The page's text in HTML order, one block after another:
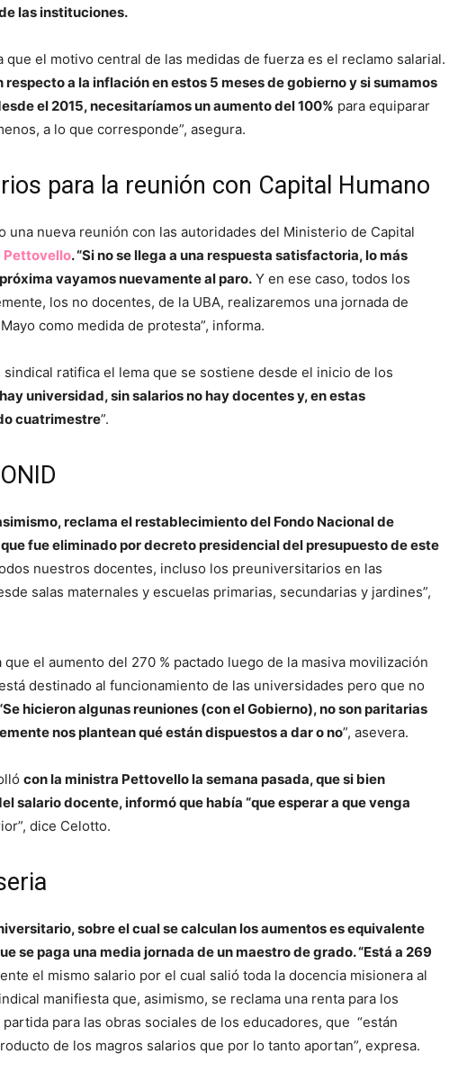
las instituciones.
que el motivo central de las medidas de fuerza es el reclamo salarial.
respecto a la inflación en estos 5 meses de gobierno y si sumamos
el 2015, necesitaríamos un aumento del 100% para equiparar
a lo que corresponde”, asegura.
para la reunión con Capital Humano
una nueva reunión con las autoridades del Ministerio de Capital
Pettovello. “Si no se llega a una respuesta satisfactoria, lo más
vayamos nuevamente al paro. Y en ese caso, todos los
los no docentes, de la UBA, realizaremos una jornada de
como medida de protesta”, informa.
ratifica el lema que se sostiene desde el inicio de los
universidad, sin salarios no hay docentes y, en estas
cuatrimestre”.
reclama el restablecimiento del Fondo Nacional de
fue eliminado por decreto presidencial del presupuesto de este
nuestros docentes, incluso los preuniversitarios en las
salas maternales y escuelas primarias, secundarias y jardines”,
el aumento del 270 % pactado luego de la masiva movilización
destinado al funcionamiento de las universidades pero que no
hicieron algunas reuniones (con el Gobierno), no son paritarias
nos plantean qué están dispuestos a dar o no”, asevera.
con la ministra Pettovello la semana pasada, que si bien
salario docente, informó que había “que esperar a que venga
dice Celotto.
sobre el cual se calculan los aumentos es equivalente
se paga una media jornada de un maestro de grado. “Está a 269
el mismo salario por el cual salió toda la docencia misionera al
manifiesta que, asimismo, se reclama una renta para los
para las obras sociales de los educadores, que “están
de los magros salarios que por lo tanto aportan”, expresa.